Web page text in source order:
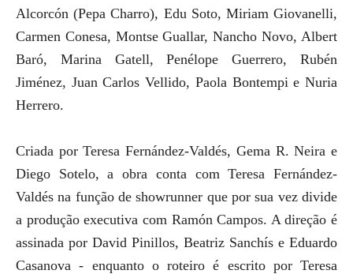
Alcorcón (Pepa Charro), Edu Soto, Miriam Giovanelli,
Carmen Conesa, Montse Guallar, Nancho Novo, Albert
Baró, Marina Gatell, Penélope Guerrero, Rubén
Jiménez, Juan Carlos Vellido, Paola Bontempi e Nuria
Herrero.
Criada por Teresa Fernández-Valdés, Gema R. Neira e
Diego Sotelo, a obra conta com Teresa Fernández-
Valdés na função de showrunner que por sua vez divide
a produção executiva com Ramón Campos. A direção é
assinada por David Pinillos, Beatriz Sanchís e Eduardo
Casanova - enquanto o roteiro é escrito por Teresa